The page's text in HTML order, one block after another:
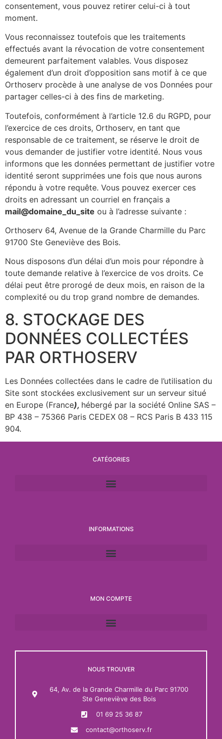
consentement, vous pouvez retirer celui-ci à tout
moment.
Vous reconnaissez toutefois que les traitements
effectués avant la révocation de votre consentement
demeurent parfaitement valables. Vous disposez
également d’un droit d’opposition sans motif à ce que
Orthoserv procède à une analyse de vos Données pour
partager celles-ci à des fins de marketing.
Toutefois, conformément à l’article 12.6 du RGPD, pour
l’exercice de ces droits, Orthoserv, en tant que
responsable de ce traitement, se réserve le droit de
vous demander de justifier votre identité. Nous vous
informons que les données permettant de justifier votre
identité seront supprimées une fois que nous aurons
répondu à votre requête. Vous pouvez exercer ces
droits en adressant un courriel en français a
mail@domaine_du_site ou à l’adresse suivante :
Orthoserv 64, Avenue de la Grande Charmille du Parc
91700 Ste Geneviève des Bois.
Nous disposons d’un délai d’un mois pour répondre à
toute demande relative à l’exercice de vos droits. Ce
délai peut être prorogé de deux mois, en raison de la
complexité ou du trop grand nombre de demandes.
8. STOCKAGE DES
DONNÉES COLLECTÉES
PAR ORTHOSERV
Les Données collectées dans le cadre de l’utilisation du
Site sont stockées exclusivement sur un serveur situé
en Europe (France), hébergé par la société Online SAS –
BP 438 – 75366 Paris CEDEX 08 – RCS Paris B 433 115
904.
CATÉGORIES
INFORMATIONS
MON COMPTE
NOUS TROUVER
64, Av. de la Grande Charmille du Parc 91700
Ste Geneviève des Bois
01 69 25 36 87
contact@orthoserv.fr